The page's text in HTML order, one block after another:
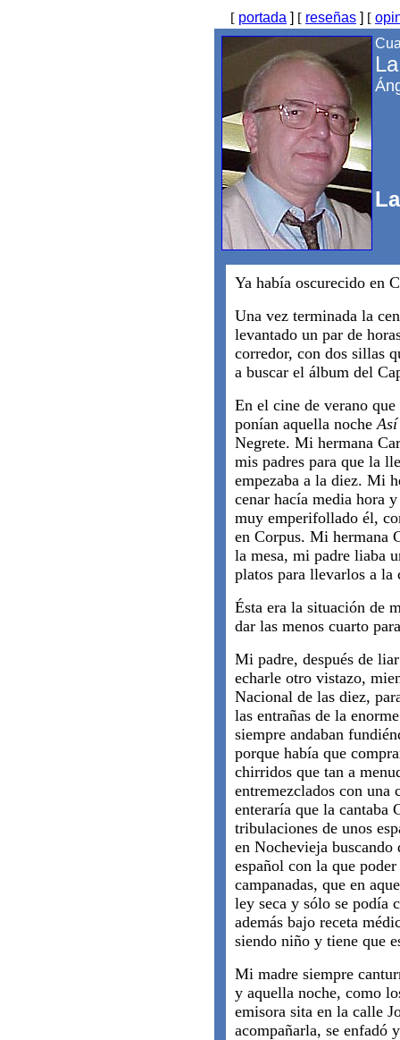
[ portada ] [ reseñas ] [
Ya había oscurecido en
Una vez terminada la
levantado un par de
corredor, con dos sillas
a buscar el álbum del
En el cine de verano
ponían aquella noche
Negrete. Mi hermana
mis padres para que la
empezaba a la diez. Mi
cenar hacía media hora
muy emperifollado él,
en Corpus. Mi hermana
la mesa, mi padre liaba
platos para llevarlos a la
Ésta era la situación de
dar las menos cuarto
Mi padre, después de
echarle otro vistazo,
Nacional de las diez,
las entrañas de la
siempre andaban
porque había que
chirridos que tan a
entremezclados con una
enteraría que la cantaba
tribulaciones de unos
en Nochevieja buscando
español con la que
campanadas, que en
ley seca y sólo se podía
además bajo receta
siendo niño y tiene que
Mi madre siempre
y aquella noche, como
emisora sita en la calle
acompañarla, se enfadó